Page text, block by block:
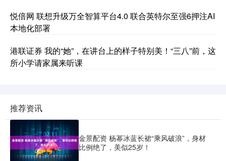
悦倍网 联想升级万全智算平台4.0 联合英特尔至强6押注AI
本地化部署
港联证券 我的“她”，在讲台上的样子特别美！“三八”前，这
所小学请家属来听课
推荐资讯
金景配资 杨幂冰蓝长裙“乘风破浪”，身材
比例绝了，美似25岁！